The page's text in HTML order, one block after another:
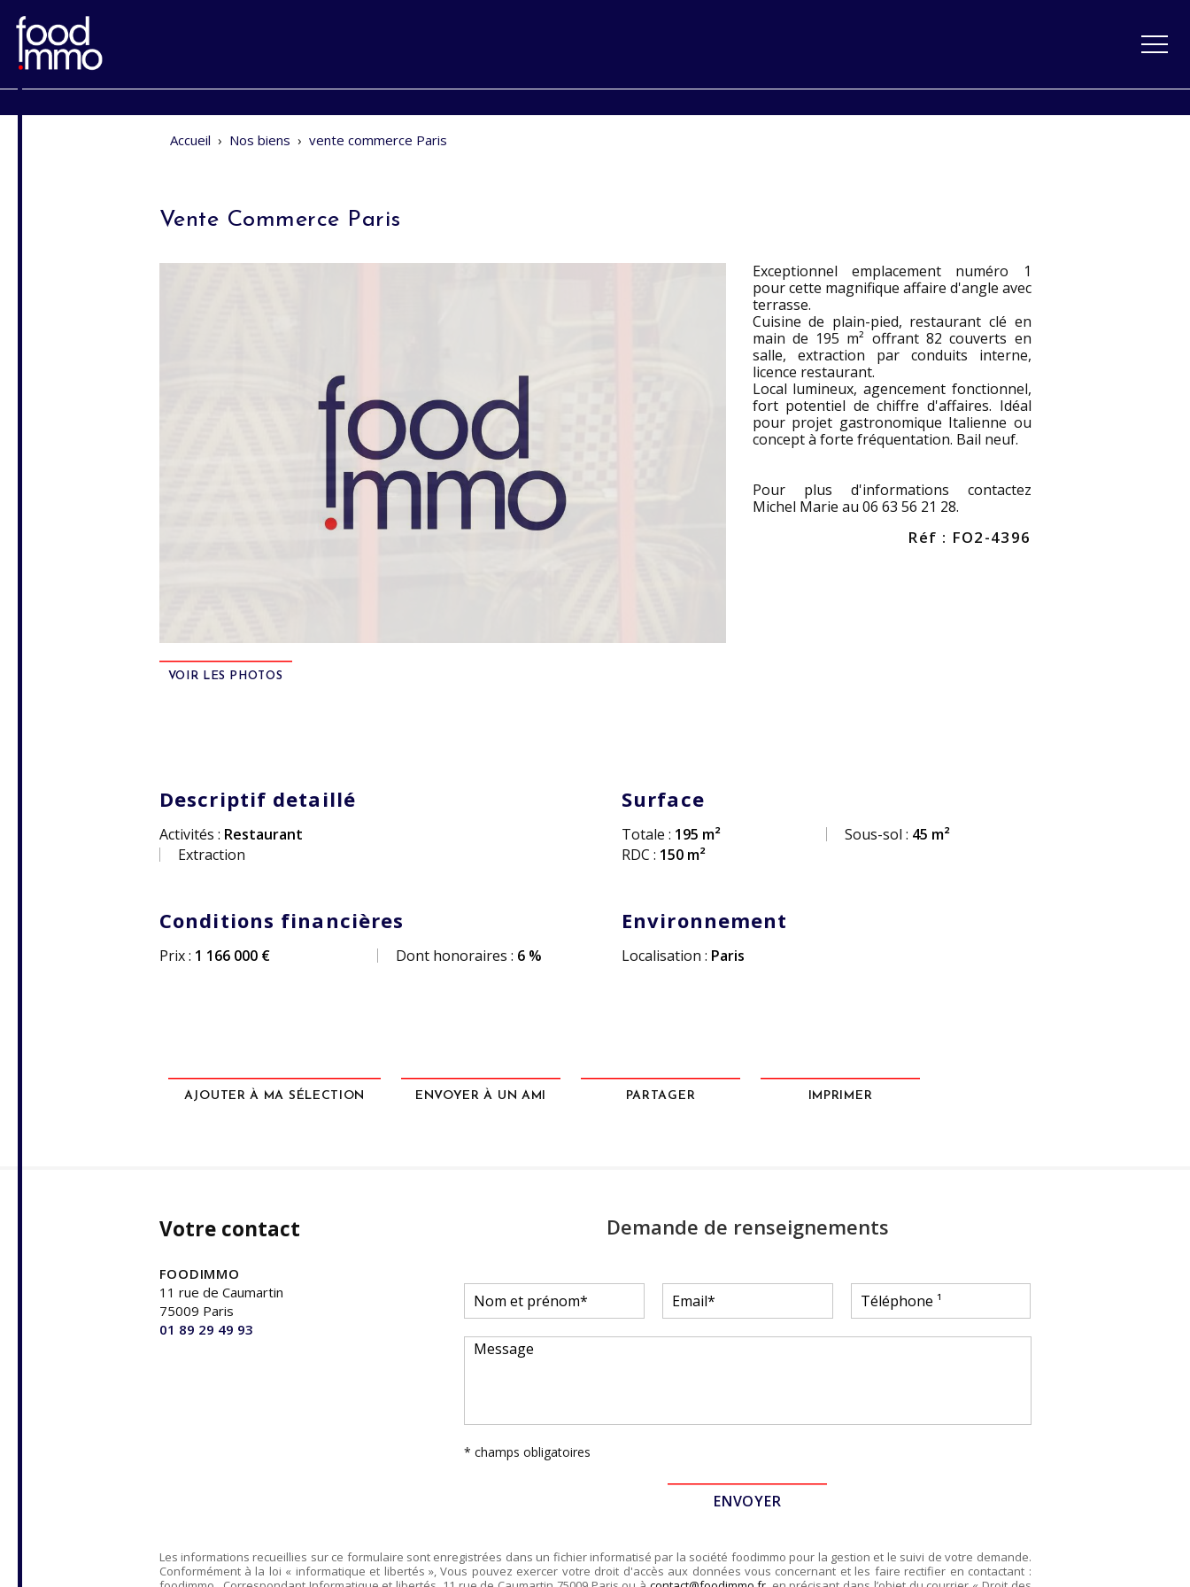
Accueil › Nos biens › vente commerce Paris
Vente Commerce Paris
VOIR LES PHOTOS
Exceptionnel emplacement numéro 1
pour cette magnifique affaire d'angle avec
terrasse.
Cuisine de plain-pied, restaurant clé en
main de 195 m² offrant 82 couverts en
salle, extraction par conduits interne,
licence restaurant.
Local lumineux, agencement fonctionnel,
fort potentiel de chiffre d'affaires. Idéal
pour projet gastronomique Italienne ou
concept à forte fréquentation. Bail neuf.
Pour plus d'informations contactez
Michel Marie au 06 63 56 21 28.
Réf : FO2-4396
Descriptif detaillé
Activités : Restaurant
Extraction
Surface
Totale : 195 m²
RDC : 150 m²
Sous-sol : 45 m²
Conditions financières
Prix : 1 166 000 € Dont honoraires : 6 %
Environnement
Localisation : Paris
AJOUTER À MA SÉLECTION ENVOYER À UN AMI PARTAGER IMPRIMER
Votre contact
FOODIMMO
11 rue de Caumartin
75009 Paris
01 89 29 49 93
Demande de renseignements
* champs obligatoires
Les informations recueillies sur ce formulaire sont enregistrées dans un fichier informatisé par la société foodimmo pour la gestion et le suivi de votre demande.
Conformément à la loi « informatique et libertés », Vous pouvez exercer votre droit d'accès aux données vous concernant et les faire rectifier en contactant :